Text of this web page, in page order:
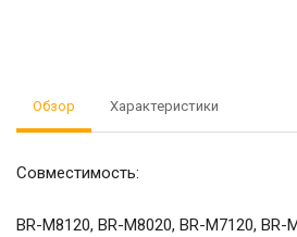
Обзор Характеристики
Совместимость:
BR-M8120, BR-M8020, BR-M7120, BR-